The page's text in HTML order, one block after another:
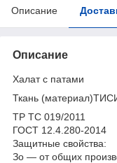
Описание
Описание
Халат с патами
Ткань
ТР ТС 019/2011
ГОСТ 12.4.280-2014
Защитные свойства:
Зо — от общих